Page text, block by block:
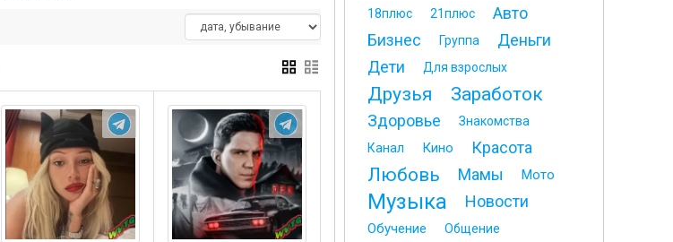
18плюс 21плюс
Авто
Бизнес
Группа
Деньги
Дети
Для взрослых
Друзья Заработок
Здоровье
Знакомства
Канал
Кино Красота
Любовь Мамы Мото
Музыка Новости
Обучение Общение